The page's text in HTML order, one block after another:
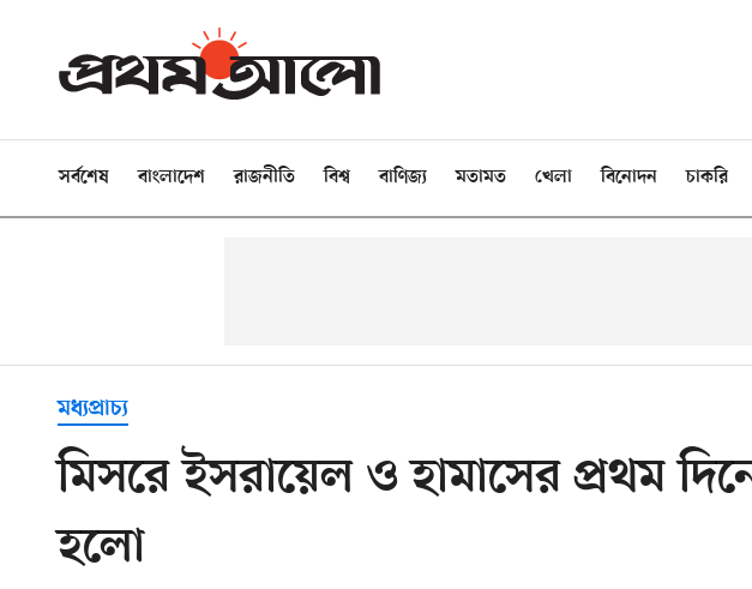
সর্বশেষ বাংলাদেশ রাজনীতি বিশ্ব বাণিজ্য মতামত খেলা বিনোদন চাকরি
মধ্যপ্রাচ্য
মিসরে ইসরায়েল ও হামাসের প্রথম
হলো